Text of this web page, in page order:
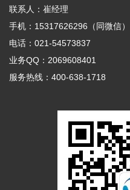
联系人：崔经理
手机：15317626296（同微信）
电话：021-54573837
业务QQ：2069608401
服务热线：400-638-1718